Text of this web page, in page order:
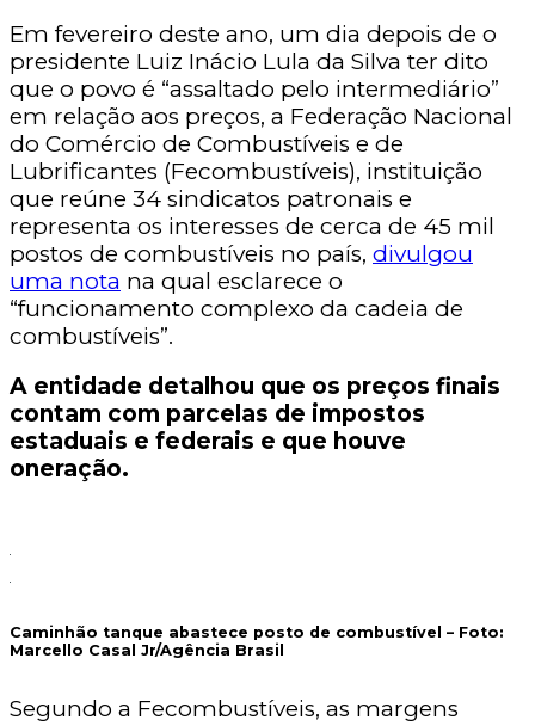
Em fevereiro deste ano, um dia depois de o
presidente Luiz Inácio Lula da Silva ter dito
que o povo é “assaltado pelo intermediário”
em relação aos preços, a Federação Nacional
do Comércio de Combustíveis e de
Lubrificantes (Fecombustíveis), instituição
que reúne 34 sindicatos patronais e
representa os interesses de cerca de 45 mil
postos de combustíveis no país, divulgou
uma nota na qual esclarece o
“funcionamento complexo da cadeia de
combustíveis”.
A entidade detalhou que os preços finais
contam com parcelas de impostos
estaduais e federais e que houve
oneração.
Caminhão tanque abastece posto de combustível – Foto:
Marcello Casal Jr/Agência Brasil
Segundo a Fecombustíveis, as margens